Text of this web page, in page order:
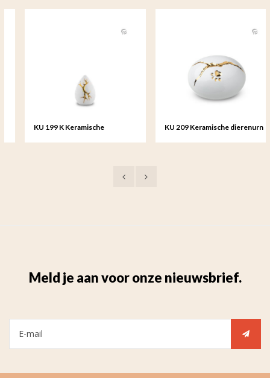
KU 199 K Keramische
KU 209 Keramische dierenurn
Meld je aan voor onze nieuwsbrief.